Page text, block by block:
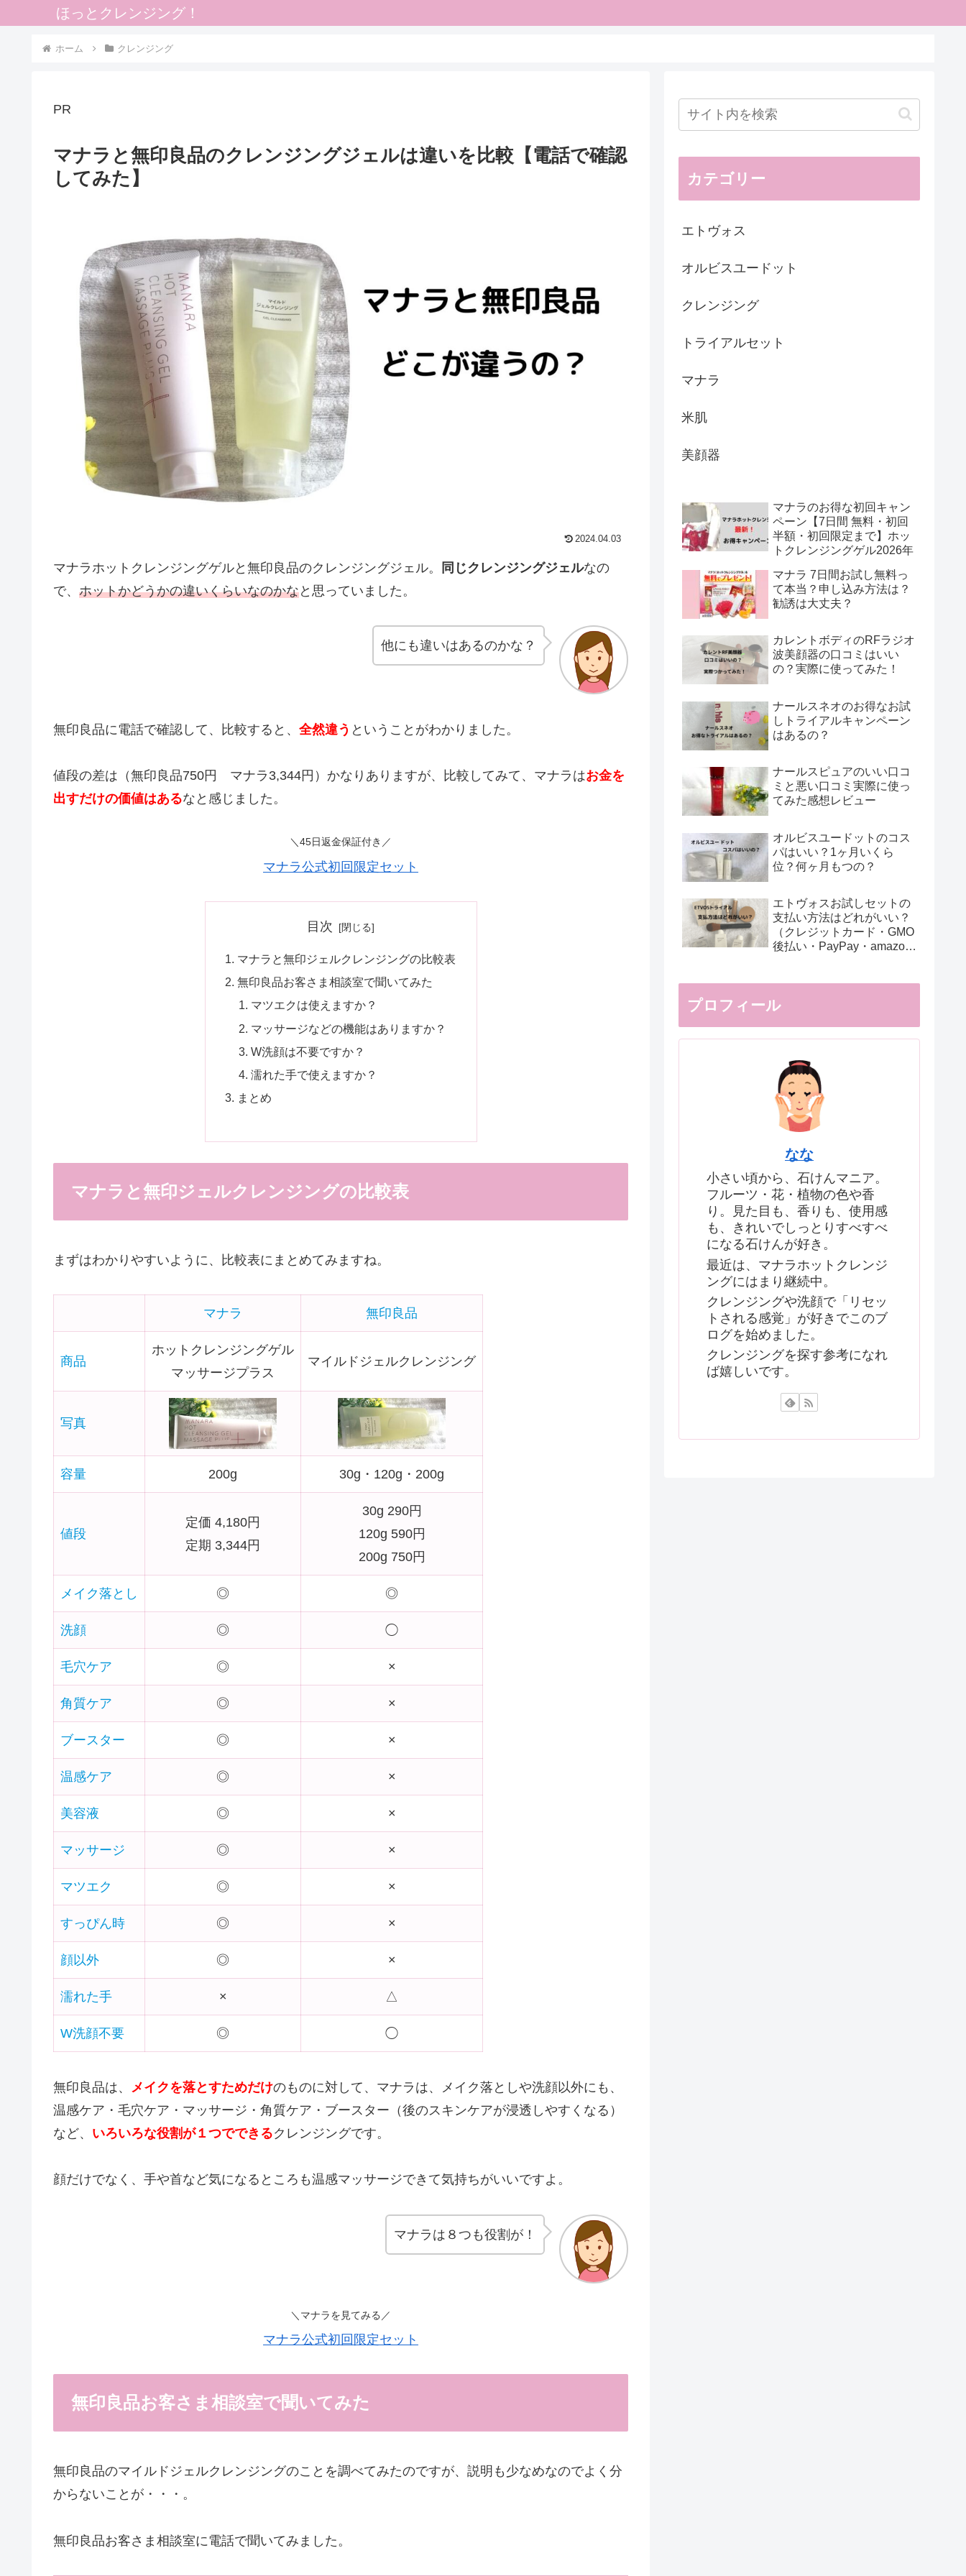
ほっとクレンジング！
ホーム クレンジング
PR
マナラと無印良品のクレンジングジェルは違いを比較【電話で確認
してみた】
2024.04.03
マナラホットクレンジングゲルと無印良品のクレンジングジェル。 同じクレンジングジェルなの
で、 ホットかどうかの違いくらいなのかなと思っていました。
他にも違いはあるのかな？
無印良品に電話で確認して、比較すると、 全然違う ということがわかりました。
値段の差は（無印良品750円 マナラ3,344円）かなりありますが、比較してみて、マナラはお金を
出すだけの価値はあるなと感じました。
＼45日返金保証付き／
マナラ公式初回限定セット
目次
マナラと無印ジェルクレンジングの比較表
無印良品お客さま相談室で聞いてみた
マツエクは使えますか？
マッサージなどの機能はありますか？
W洗顔は不要ですか？
濡れた手で使えますか？
まとめ
マナラと無印ジェルクレンジングの比較表
まずはわかりやすいように、比較表にまとめてみますね。
マナラ 無印良品
商品
ホットクレンジングゲル
マッサージプラス
マイルドジェルクレンジング
写真
容量 200g 30g・120g・200g
値段
定価 4,180円
定期 3,344円
30g 290円
120g 590円
200g 750円
メイク落とし ◎ ◎
洗顔 ◎ ◯
毛穴ケア ◎ ×
角質ケア ◎ ×
ブースター ◎ ×
温感ケア ◎ ×
美容液 ◎ ×
マッサージ ◎ ×
マツエク ◎ ×
すっぴん時 ◎ ×
顔以外 ◎ ×
濡れた手 × △
W洗顔不要 ◎ ◯
無印良品は、 メイクを落とすためだけのものに対して、マナラは、メイク落としや洗顔以外にも、
温感ケア・毛穴ケア・マッサージ・角質ケア・ブースター（後のスキンケアが浸透しやすくなる）
など、 いろいろな役割が１つでできるクレンジングです。
顔だけでなく、手や首など気になるところも温感マッサージできて気持ちがいいですよ。
マナラは８つも役割が！
＼マナラを見てみる／
マナラ公式初回限定セット
無印良品お客さま相談室で聞いてみた
無印良品のマイルドジェルクレンジングのことを調べてみたのですが、説明も少なめなのでよく分
からないことが・・・。
無印良品お客さま相談室に電話で聞いてみました。
カテゴリー
エトヴォス
オルビスユードット
クレンジング
トライアルセット
マナラ
米肌
美顔器
マナラのお得な初回キャン
ペーン【7日間 無料・初回
半額・初回限定まで】ホッ
トクレンジングゲル2026年
マナラ 7日間お試し無料っ
て本当？申し込み方法は？
勧誘は大丈夫？
カレントボディのRFラジオ
波美顔器の口コミはいい
の？実際に使ってみた！
ナールスネオのお得なお試
しトライアルキャンペーン
はあるの？
ナールスピュアのいい口コ
ミと悪い口コミ実際に使っ
てみた感想レビュー
オルビスユードットのコス
パはいい？1ヶ月いくら
位？何ヶ月もつの？
エトヴォスお試しセットの
支払い方法はどれがいい？
（クレジットカード・GMO
後払い・PayPay・amazon
プロフィール
なな
小さい頃から、石けんマニア。
フルーツ・花・植物の色や香
り。見た目も、香りも、使用感
も、きれいでしっとりすべすべ
になる石けんが好き。
最近は、マナラホットクレンジ
ングにはまり継続中。
クレンジングや洗顔で「リセッ
トされる感覚」が好きでこのブ
ログを始めました。
クレンジングを探す参考になれ
ば嬉しいです。